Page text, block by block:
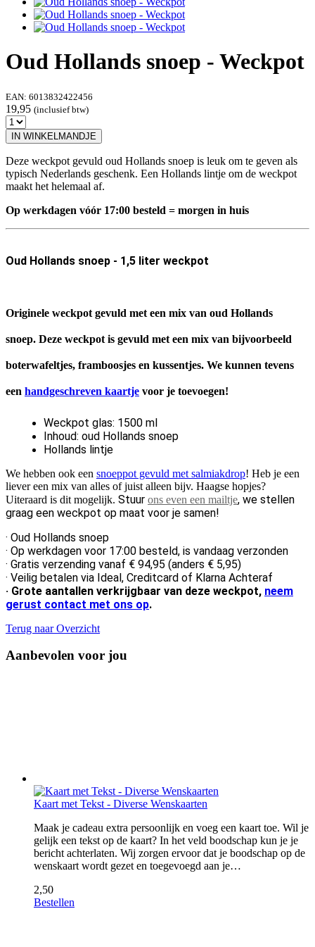
Oud Hollands snoep - Weckpot
EAN: 6013832422456
19,95 (inclusief btw)
IN WINKELMANDJE
Deze weckpot gevuld oud Hollands snoep is leuk om te geven als
typisch Nederlands geschenk. Een Hollands lintje om de weckpot
maakt het helemaal af.
Op werkdagen vóór 17:00 besteld = morgen in huis
Oud Hollands snoep - 1,5 liter weckpot
Originele weckpot gevuld met een mix van oud Hollands
snoep. Deze weckpot is gevuld met een mix van bijvoorbeeld
boterwafeltjes, framboosjes en kussentjes. We kunnen tevens
een handgeschreven kaartje voor je toevoegen!
Weckpot glas: 1500 ml
Inhoud: oud Hollands snoep
Hollands lintje
We hebben ook een snoeppot gevuld met salmiakdrop! Heb je een
liever een mix van alles of juist alleen bijv. Haagse hopjes?
Uiteraard is dit mogelijk. Stuur ons even een mailtje, we stellen
graag een weckpot op maat voor je samen!
· Oud Hollands snoep
· Op werkdagen voor 17:00 besteld, is vandaag verzonden
· Gratis verzending vanaf € 94,95 (anders € 5,95)
· Veilig betalen via Ideal, Creditcard of Klarna Achteraf
· Grote aantallen verkrijgbaar van deze weckpot, neem
gerust contact met ons op.
Terug naar Overzicht
Aanbevolen voor jou
Kaart met Tekst - Diverse Wenskaarten
Maak je cadeau extra persoonlijk en voeg een kaart toe. Wil je
gelijk een tekst op de kaart? In het veld boodschap kun je je
bericht achterlaten. Wij zorgen ervoor dat je boodschap op de
wenskaart wordt gezet en toegevoegd aan je…
2,50
Bestellen